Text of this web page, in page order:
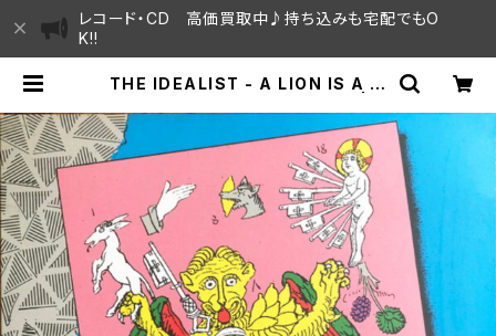
レコード・CD 高価買取中♪持ち込みも宅配でもO
K!!
THE IDEALIST - A LION IS A LI
AYAMA HOUSE / ハレまち通りから
すぐ♫見晴らしの良いレコード屋